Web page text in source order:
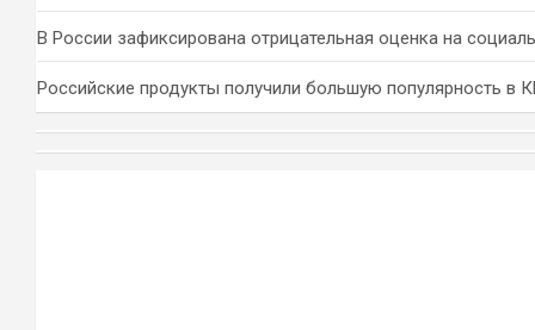
В России зафиксирована отрицательная оценка на
Российские продукты получили большую популярность в